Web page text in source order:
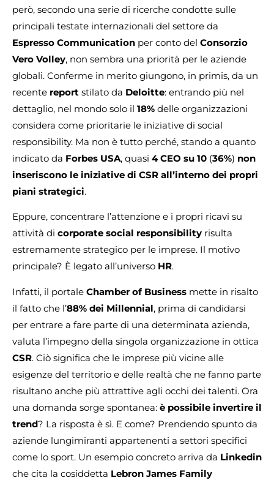
però, secondo una serie di ricerche condotte sulle
principali testate internazionali del settore da
Espresso Communication per conto del Consorzio
Vero Volley, non sembra una priorità per le aziende
globali. Conferme in merito giungono, in primis, da un
recente report stilato da Deloitte: entrando più nel
dettaglio, nel mondo solo il 18% delle organizzazioni
considera come prioritarie le iniziative di social
responsibility. Ma non è tutto perché, stando a quanto
indicato da Forbes USA, quasi 4 CEO su 10 (36%) non
inseriscono le iniziative di CSR all’interno dei propri
piani strategici.
Eppure, concentrare l’attenzione e i propri ricavi su
attività di corporate social responsibility risulta
estremamente strategico per le imprese. Il motivo
principale? È legato all’universo HR.
Infatti, il portale Chamber of Business mette in risalto
il fatto che l’88% dei Millennial, prima di candidarsi
per entrare a fare parte di una determinata azienda,
valuta l’impegno della singola organizzazione in ottica
CSR. Ciò significa che le imprese più vicine alle
esigenze del territorio e delle realtà che ne fanno parte
risultano anche più attrattive agli occhi dei talenti. Ora
una domanda sorge spontanea: è possibile invertire il
trend? La risposta è sì. E come? Prendendo spunto da
aziende lungimiranti appartenenti a settori specifici
come lo sport. Un esempio concreto arriva da Linkedin
che cita la cosiddetta Lebron James Family